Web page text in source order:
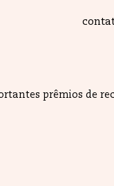
prêmios de